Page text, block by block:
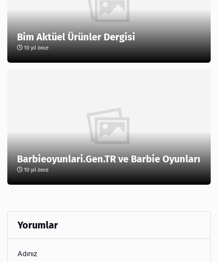
Bim Aktüel Ürünler Dergisi
10 yıl önce
Barbieoyunlari.Gen.TR ve Barbie Oyunları
10 yıl önce
Yorumlar
Adınız